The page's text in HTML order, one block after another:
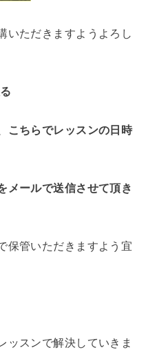
いただきますようよろし
こちらでレッスンの日時
メールで送信させて頂き
保管いただきますよう宜
ッスンで解決していきま